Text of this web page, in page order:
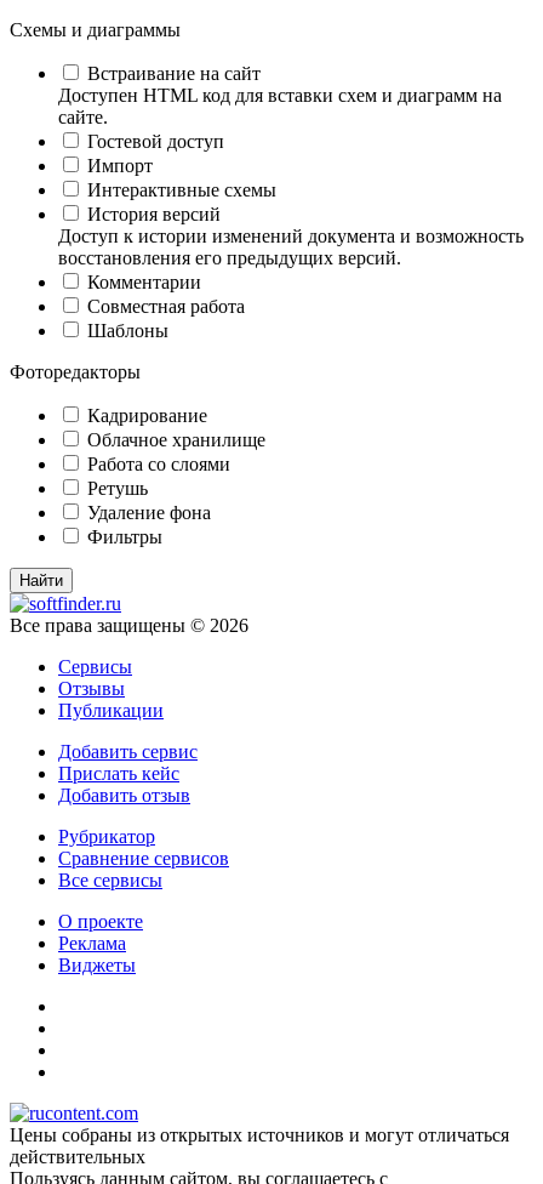
Схемы и диаграммы
Встраивание на сайт
Доступен HTML код для вставки схем и диаграмм на
сайте.
Гостевой доступ
Импорт
Интерактивные схемы
История версий
Доступ к истории изменений документа и возможность
восстановления его предыдущих версий.
Комментарии
Совместная работа
Шаблоны
Фоторедакторы
Кадрирование
Облачное хранилище
Работа со слоями
Ретушь
Удаление фона
Фильтры
Все права защищены © 2026
Сервисы
Отзывы
Публикации
Добавить сервис
Прислать кейс
Добавить отзыв
Рубрикатор
Сравнение сервисов
Все сервисы
О проекте
Реклама
Виджеты
Цены собраны из открытых источников и могут отличаться
действительных
Пользуясь данным сайтом, вы соглашаетесь c